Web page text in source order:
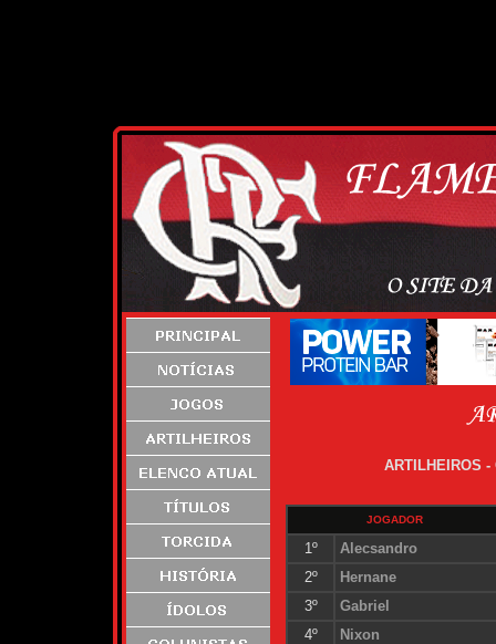
ARTILHEIROS -
JOGADOR
1º
Alecsandro
2º
Hernane
3º
Gabriel
4º
Nixon